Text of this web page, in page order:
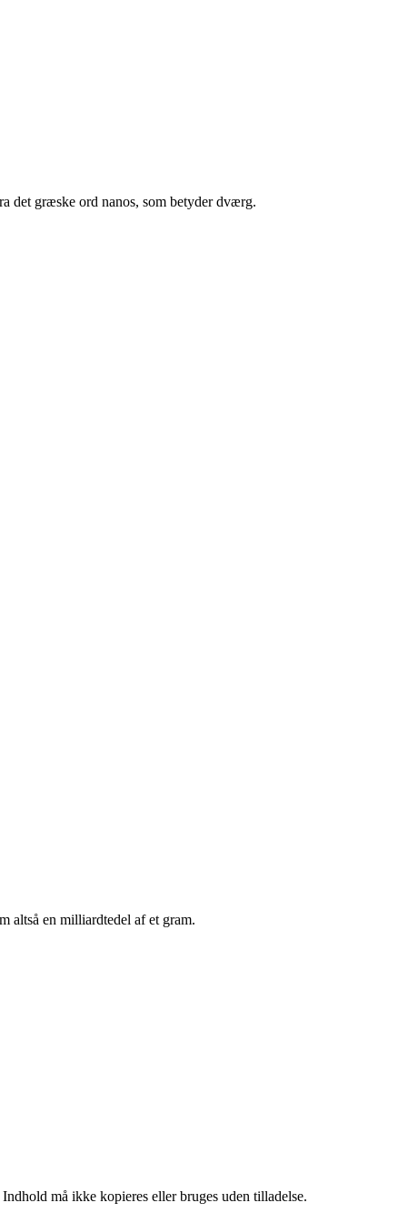
det græske ord nanos, som betyder dværg.
altså en milliardtedel af et gram.
må ikke kopieres eller bruges uden tilladelse.